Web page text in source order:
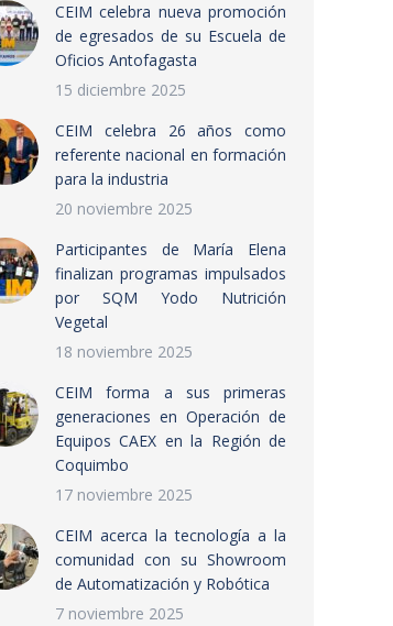
CEIM celebra nueva promoción
de egresados de su Escuela de
Oficios Antofagasta
15 diciembre 2025
CEIM celebra 26 años como
referente nacional en formación
para la industria
20 noviembre 2025
Participantes de María Elena
finalizan programas impulsados
por SQM Yodo Nutrición
Vegetal
18 noviembre 2025
CEIM forma a sus primeras
generaciones en Operación de
Equipos CAEX en la Región de
Coquimbo
17 noviembre 2025
CEIM acerca la tecnología a la
comunidad con su Showroom
de Automatización y Robótica
7 noviembre 2025